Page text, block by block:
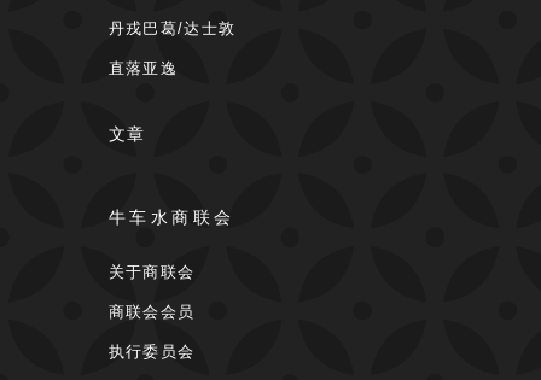
丹戎巴葛/达士敦
直落亚逸
文章
牛车水商联会
关于商联会
商联会会员
执行委员会